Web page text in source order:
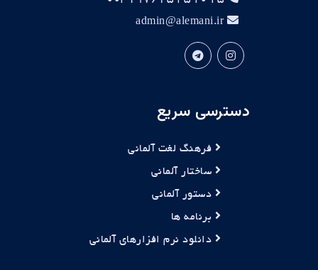
admin@alemani.ir
دسترسی سریع
فرهنگ لغت آلمانی
ساختار آلمانی
دستور آلمانی
برنامه ها
دانلود نرم افزارهای آلمانی